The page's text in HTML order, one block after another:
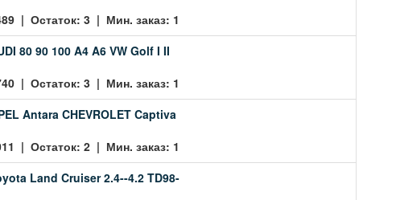
| Остаток: 3 | Мин. заказ: 1
80 90 100 A4 A6 VW Golf I II
| Остаток: 3 | Мин. заказ: 1
Antara CHEVROLET Captiva
| Остаток: 2 | Мин. заказ: 1
Land Cruiser 2.4--4.2 TD98-